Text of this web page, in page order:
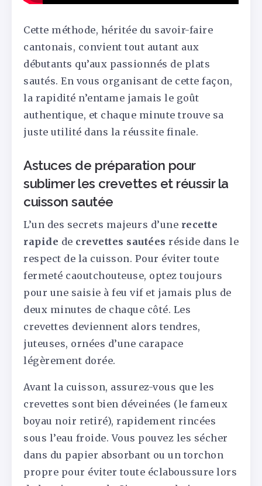
Cette méthode, héritée du savoir-faire
cantonais, convient tout autant aux
débutants qu’aux passionnés de plats
sautés. En vous organisant de cette façon,
la rapidité n’entame jamais le goût
authentique, et chaque minute trouve sa
juste utilité dans la réussite finale.
Astuces de préparation pour
sublimer les crevettes et réussir la
cuisson sautée
L’un des secrets majeurs d’une recette
rapide de crevettes sautées réside dans le
respect de la cuisson. Pour éviter toute
fermeté caoutchouteuse, optez toujours
pour une saisie à feu vif et jamais plus de
deux minutes de chaque côté. Les
crevettes deviennent alors tendres,
juteuses, ornées d’une carapace
légèrement dorée.
Avant la cuisson, assurez-vous que les
crevettes sont bien déveinées (le fameux
boyau noir retiré), rapidement rincées
sous l’eau froide. Vous pouvez les sécher
dans du papier absorbant ou un torchon
propre pour éviter toute éclaboussure lors